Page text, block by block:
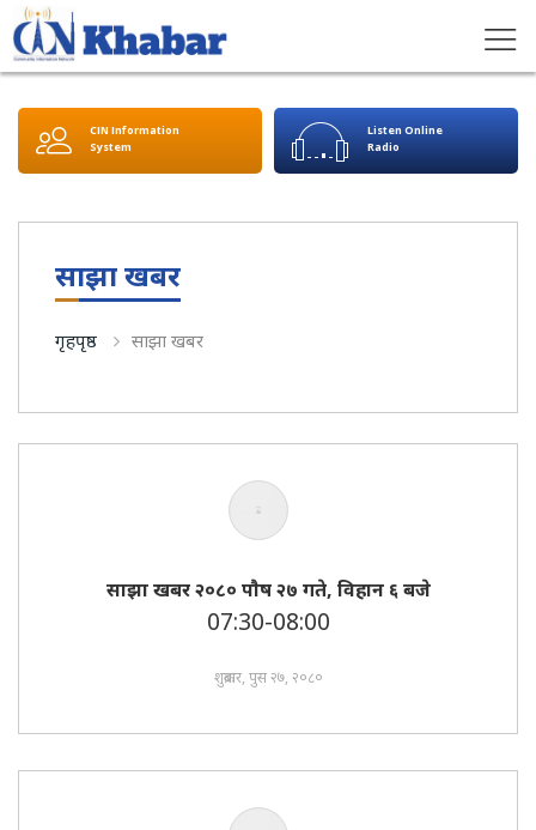
CIN Information
System
Listen Online
Radio
साझा खबर
गृहपृष्ठ साझा खबर
साझा खबर २०८० पाैष २७ गते, विहान ६ बजे
07:30-08:00
शुक्रबार, पुस २७, २०८०